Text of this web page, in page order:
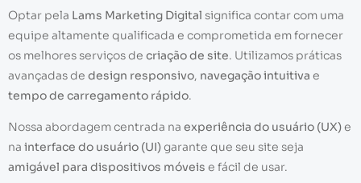
Optar pela Lams Marketing Digital significa contar com uma
equipe altamente qualificada e comprometida em fornecer
os melhores serviços de criação de site. Utilizamos práticas
avançadas de design responsivo, navegação intuitiva e
tempo de carregamento rápido.
Nossa abordagem centrada na experiência do usuário (UX)e
na interface do usuário (UI)garante que seu site seja
amigável para dispositivos móveis e fácil de usar.